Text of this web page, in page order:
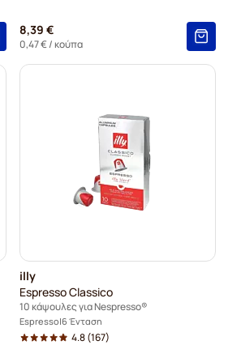
8,39 €
0,47 €/ κούπα
illy
Espresso Classico
10 κάψουλες για Nespresso®
Espresso 6 Ένταση
4.8(167)